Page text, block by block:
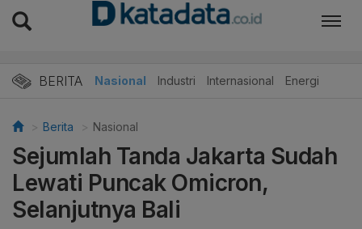
BERITA Nasional Industri Internasional Energi
Berita Nasional
Sejumlah Tanda Jakarta Sudah
Lewati Puncak Omicron,
Selanjutnya Bali